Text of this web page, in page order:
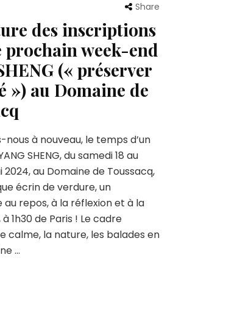
Share
des inscriptions
prochain week-end
(« préserver
») au Domaine de
nous à nouveau, le temps d’un
SHENG, du samedi 18 au
2024, au Domaine de Toussacq,
écrin de verdure, un
au repos, à la réflexion et à la
1h30 de Paris ! Le cadre
calme, la nature, les balades en
…